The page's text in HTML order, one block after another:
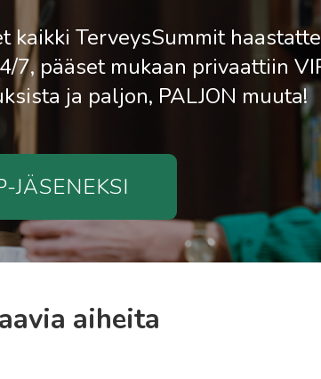
kaikki TerveysSummit
7, pääset mukaan privaattiin
ja paljon, PALJON muuta!
JÄSENEKSI
aiheita